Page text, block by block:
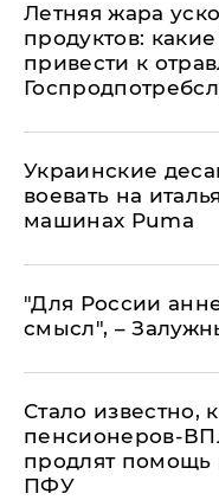
Летняя жара
продуктов:
привести к
Украинские
воевать на
машинах Puma
"Для России
смысл", –
Стало известно,
пенсионеров-
продлят помощь
ПФУ